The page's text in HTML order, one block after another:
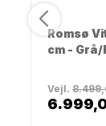
Romsø
cm - Grå/
Vejl.